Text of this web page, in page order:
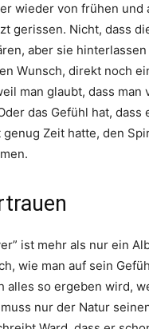
wieder von frühen und
gerissen. Nicht, dass
aber sie hinterlassen
Wunsch, direkt noch
man glaubt, dass man
das Gefühl hat, dass
genug Zeit hatte, den
ist mehr als nur ein
wie man auf sein
alles so ergeben wird,
nur der Natur